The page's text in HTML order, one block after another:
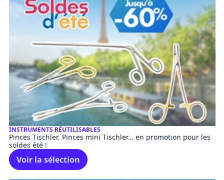
INSTRUMENTS RÉUTILISABLES
Pinces Tischler, Pinces mini Tischler… en promotion pour les
soldes été !
Voir la sélection